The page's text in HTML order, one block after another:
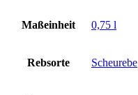
Maßeinheit 0,75 l
Rebsorte Scheurebe